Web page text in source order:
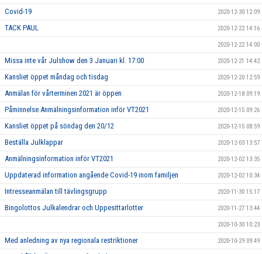
Covid-19 2020-12-30 12:09
TACK PAUL 2020-12-22 14:16
2020-12-22 14:00
Missa inte vår Julshow den 3 Januari kl. 17:00 2020-12-21 14:42
Kansliet öppet måndag och tisdag 2020-12-20 12:59
Anmälan för vårterminen 2021 är öppen 2020-12-18 09:19
Påminnelse Anmälningsinformation inför VT2021 2020-12-15 09:26
Kansliet öppet på söndag den 20/12 2020-12-15 08:59
Beställa Julklappar 2020-12-03 13:57
Anmälningsinformation inför VT2021 2020-12-02 13:35
Uppdaterad information angående Covid-19 inom familjen 2020-12-02 10:34
Intresseanmälan till tävlingsgrupp 2020-11-30 15:17
Bingolottos Julkalendrar och Uppesittarlotter 2020-11-27 13:44
2020-10-30 10:23
Med anledning av nya regionala restriktioner 2020-10-29 09:49